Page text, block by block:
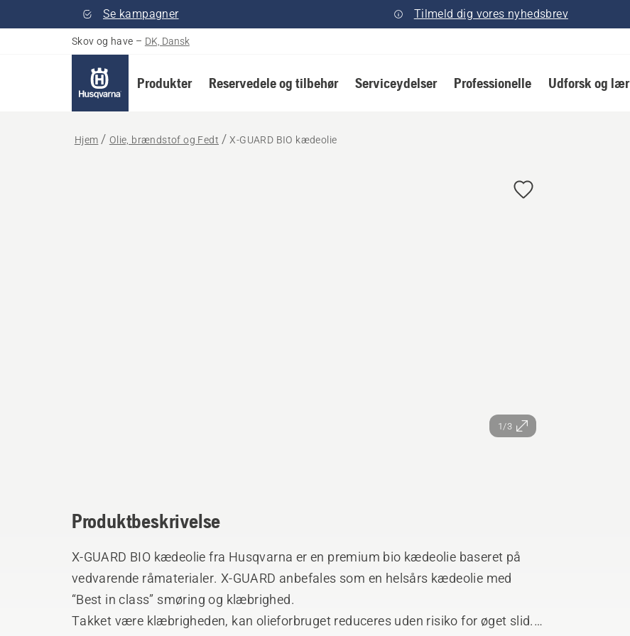
Se kampagner Tilmeld dig vores nyhedsbrev
Skov og have – DK, Dansk
Produkter Reservedele og tilbehør Serviceydelser Professionelle Udforsk og lær
Hjem Olie, brændstof og Fedt X-GUARD BIO kædeolie
1/3
Produktbeskrivelse
X-GUARD BIO kædeolie fra Husqvarna er en premium bio kædeolie baseret på
vedvarende råmaterialer. X-GUARD anbefales som en helsårs kædeolie med
“Best in class” smøring og klæbrighed.
Takket være klæbrigheden, kan olieforbruget reduceres uden risiko for øget slid.